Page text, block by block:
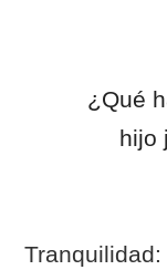
¿Qué
hijo
Tranquilidad: